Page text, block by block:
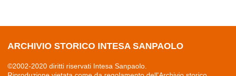
ARCHIVIO STORICO INTESA SANPAOLO
©2002-2020 diritti riservati Intesa Sanpaolo.